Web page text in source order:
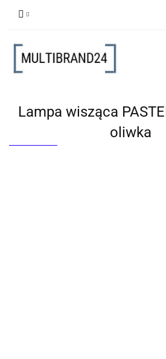
Lampa wisząca
oliwka